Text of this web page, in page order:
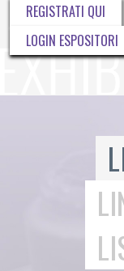
REGISTRATI QUI
LOGIN ESPOSITORI